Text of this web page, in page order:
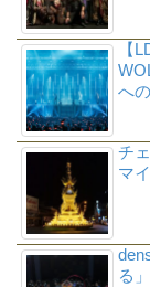
【
へ
チ
マ
る